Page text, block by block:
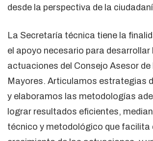
desde la perspectiva de la
La Secretaría técnica tiene la
el apoyo necesario para desarrollar
actuaciones del Consejo Asesor
Mayores. Articulamos estrategias
y elaboramos las metodologías
lograr resultados eficientes,
técnico y metodológico que facilita